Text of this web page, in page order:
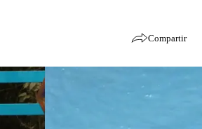
Compartir